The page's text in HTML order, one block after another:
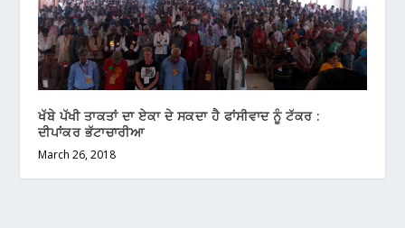
ਖੱਬੇ ਪੱਖੀ ਤਾਕਤਾਂ ਦਾ ਏਕਾ ਦੇ ਸਕਦਾ ਹੈ ਫਾਂਸੀਵਾਦ ਨੂੰ ਟੱਕਰ :
ਦੀਪਾਂਕਰ ਭੱਟਾਚਾਰੀਆ
March 26, 2018